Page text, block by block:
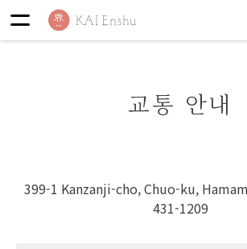
교통 안내
399-1 Kanzanji-cho, Chuo-ku,
431-1209